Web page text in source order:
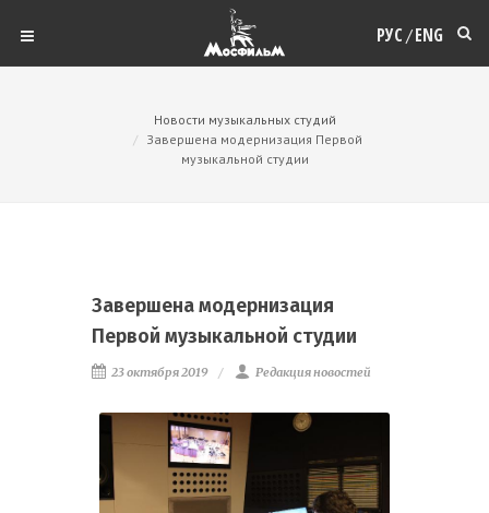
РУС /ENG
Новости музыкальных студий
Завершена модернизация Первой
музыкальной студии
Завершена модернизация
Первой музыкальной студии
23 октября 2019 Редакция новостей